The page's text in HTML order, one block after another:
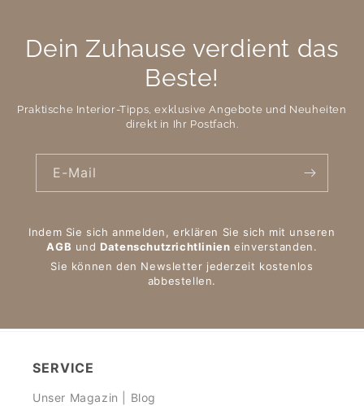
Dein Zuhause verdient das
Beste!
Praktische Interior-Tipps, exklusive Angebote und Neuheiten
direkt in Ihr Postfach.
E-Mail
Indem Sie sich anmelden, erklären Sie sich mit unseren
AGB undDatenschutzrichtlinien einverstanden.
Sie können den Newsletter jederzeit kostenlos
abbestellen.
SERVICE
Unser Magazin | Blog